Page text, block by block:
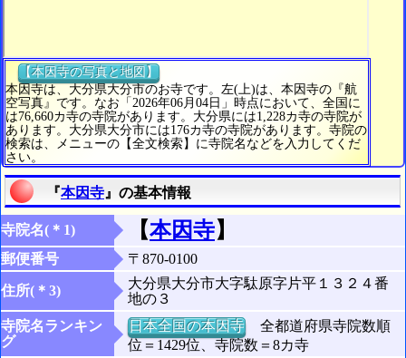
【本因寺の写真と地図】
本因寺は、大分県大分市のお寺です。左(上)は、本因寺の『航
空写真』です。なお「2026年06月04日」時点において、全国に
は76,660カ寺の寺院があります。大分県には1,228カ寺の寺院が
あります。大分県大分市には176カ寺の寺院があります。寺院の
検索は、メニューの【全文検索】に寺院名などを入力してくだ
さい。
『本因寺 』の基本情報
寺院名(＊1) 【本因寺】
郵便番号 〒870-0100
住所(＊3)
大分県大分市大字駄原字片平１３２４番
地の３
寺院名ランキン
グ
日本全国の本因寺全都道府県寺院数順
位＝1429位、寺院数＝8カ寺